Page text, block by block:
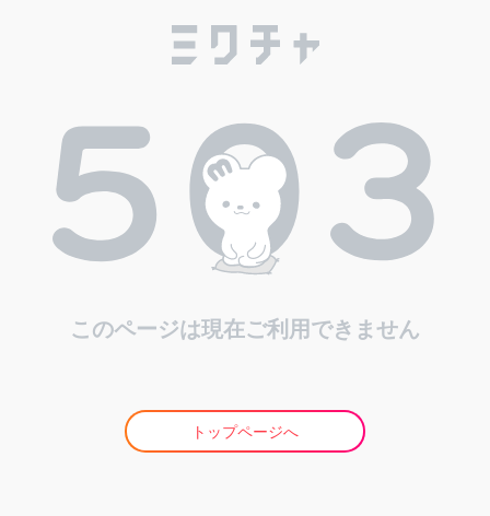
このページは現在ご利用できません